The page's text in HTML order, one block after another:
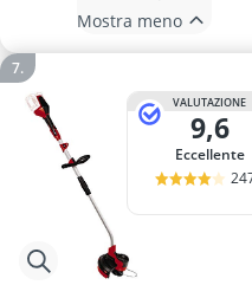
Mostra meno
VALUTAZIONE
9,6
Eccellente